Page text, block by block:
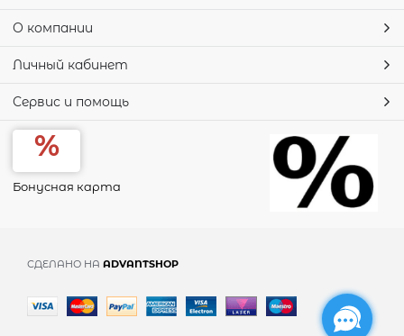
О компании
Личный кабинет
Сервис и помощь
Бонусная карта
СДЕЛАНО НА ADVANTSHOP